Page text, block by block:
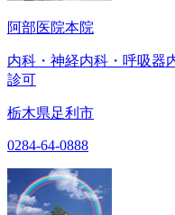
阿部医院本院
内科・神経内科・呼吸器
診可
栃木県足利市
0284-64-0888